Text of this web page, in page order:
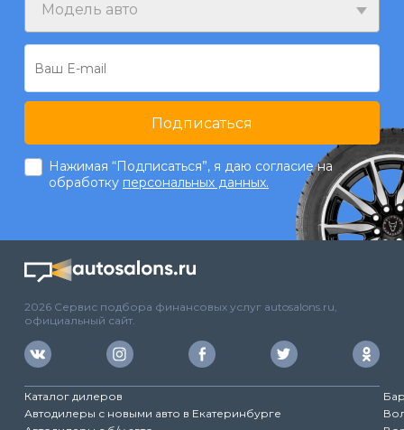
Модель авто
Подписаться
Нажимая “Подписаться”, я даю согласие на
обработку персональных данных.
2026 Сервис подбора финансовых услуг autosalons.ru,
официальный сайт.
Каталог дилеров
Автодилеры с новыми авто в Екатеринбурге